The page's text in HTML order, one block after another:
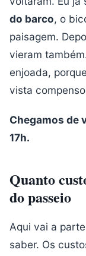
do barco, o
paisagem.
vieram
enjoada,
vista
Chegamos de
17h.
Quanto
do passeio
Aqui vai a
saber. Os